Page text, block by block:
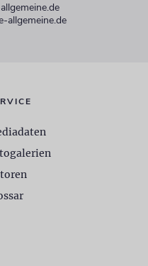
allgemeine.de